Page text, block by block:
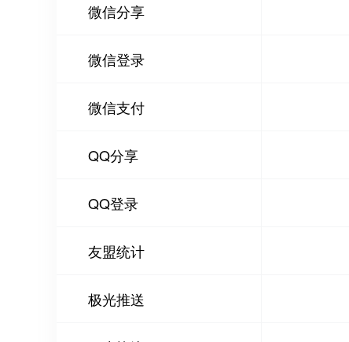
微信分享
微信登录
微信支付
QQ分享
QQ登录
友盟统计
极光推送